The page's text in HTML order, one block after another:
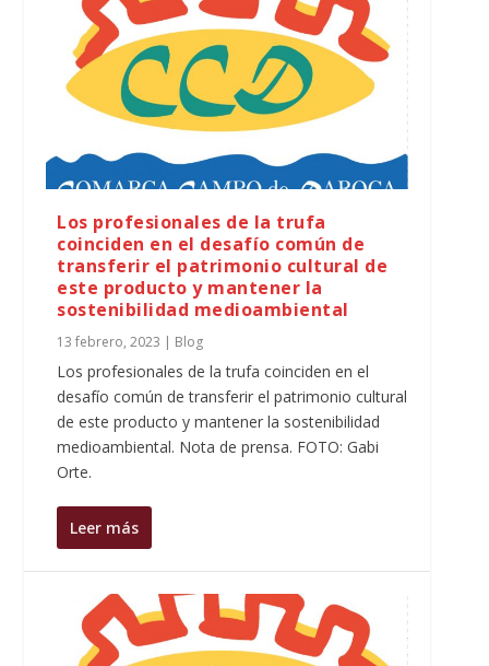
Los profesionales de la trufa
coinciden en el desafío común de
transferir el patrimonio cultural de
este producto y mantener la
sostenibilidad medioambiental
13 febrero, 2023 | Blog
Los profesionales de la trufa coinciden en el
desafío común de transferir el patrimonio cultural
de este producto y mantener la sostenibilidad
medioambiental. Nota de prensa. FOTO: Gabi
Orte.
Leer más